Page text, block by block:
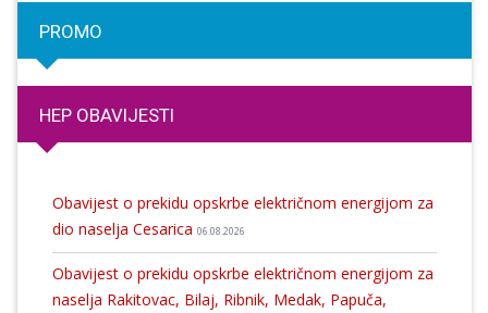
PROMO
HEP OBAVIJESTI
Obavijest o prekidu opskrbe električnom energijom za
dio naselja Cesarica 06.08.2026
Obavijest o prekidu opskrbe električnom energijom za
naselja Rakitovac, Bilaj, Ribnik, Medak, Papuča,